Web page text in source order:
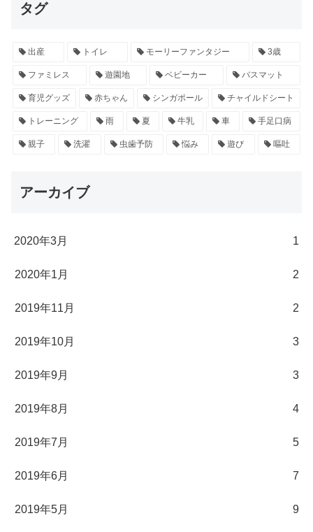
タグ
出産 トイレ モーリーファンタジー 3歳
ファミレス 遊園地 ベビーカー バスマット
育児グッズ 赤ちゃん シンガポール チャイルドシート
トレーニング 雨 夏 牛乳 車 手足口病
親子 洗濯 虫歯予防 悩み 遊び 嘔吐
アーカイブ
2020年3月 1
2020年1月 2
2019年11月 2
2019年10月 3
2019年9月 3
2019年8月 4
2019年7月 5
2019年6月 7
2019年5月 9